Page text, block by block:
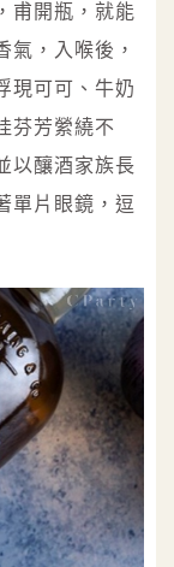
甫開瓶，就能
氣，入喉後，
現可可、牛奶
芬芳縈繞不
以釀酒家族長
單片眼鏡，逗